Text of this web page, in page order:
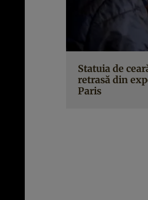
Statuia de
retrasă din
Paris